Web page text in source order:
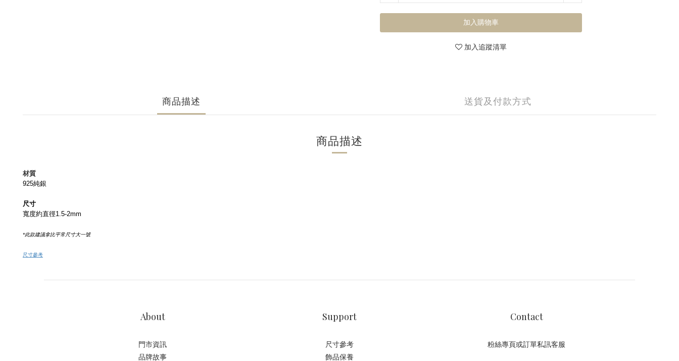
加入購物車
加入追蹤清單
商品描述 送貨及付款方式
商品描述
材質
925純銀
尺寸
寬度約直徑1.5-2mm
*此款建議拿比平常尺寸大一號
尺寸參考
About
門市資訊
品牌故事
Support
尺寸參考
飾品保養
Contact
粉絲專頁或訂單私訊客服